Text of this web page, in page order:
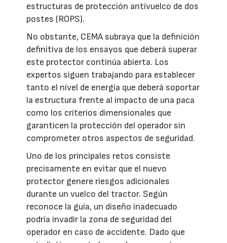
estructuras de protección antivuelco de dos
postes (ROPS).
No obstante, CEMA subraya que la definición
definitiva de los ensayos que deberá superar
este protector continúa abierta. Los
expertos siguen trabajando para establecer
tanto el nivel de energía que deberá soportar
la estructura frente al impacto de una paca
como los criterios dimensionales que
garanticen la protección del operador sin
comprometer otros aspectos de seguridad.
Uno de los principales retos consiste
precisamente en evitar que el nuevo
protector genere riesgos adicionales
durante un vuelco del tractor. Según
reconoce la guía, un diseño inadecuado
podría invadir la zona de seguridad del
operador en caso de accidente. Dado que